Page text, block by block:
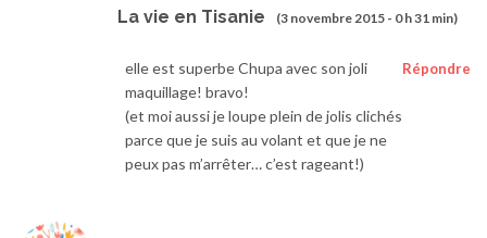
La vie en Tisanie (3 novembre 2015 - 0 h 31 min)
Répondre
elle est superbe Chupa avec son joli
maquillage! bravo!
(et moi aussi je loupe plein de jolis clichés
parce que je suis au volant et que je ne
peux pas m’arrêter… c’est rageant!)